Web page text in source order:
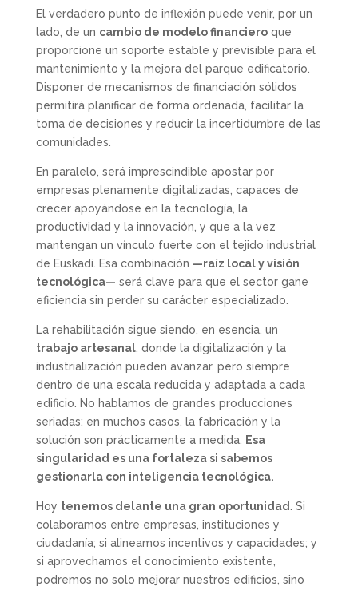
El verdadero punto de inflexión puede venir, por un
lado, de un cambio de modelo financieroque
proporcione un soporte estable y previsible para el
mantenimiento y la mejora del parque edificatorio.
Disponer de mecanismos de financiación sólidos
permitirá planificar de forma ordenada, facilitar la
toma de decisiones y reducir la incertidumbre de las
comunidades.
En paralelo, será imprescindible apostar por
empresas plenamente digitalizadas, capaces de
crecer apoyándose en la tecnología, la
productividad y la innovación, y que a la vez
mantengan un vínculo fuerte con el tejido industrial
de Euskadi. Esa combinación —raíz local y visión
tecnológica— será clave para que el sector gane
eficiencia sin perder su carácter especializado.
La rehabilitación sigue siendo, en esencia, un
trabajo artesanal, donde la digitalización y la
industrialización pueden avanzar, pero siempre
dentro de una escala reducida y adaptada a cada
edificio. No hablamos de grandes producciones
seriadas: en muchos casos, la fabricación y la
solución son prácticamente a medida.
Esa
singularidad es una fortaleza si sabemos
gestionarla con inteligencia tecnológica.
Hoy tenemos delante una gran oportunidad
. Si
colaboramos entre empresas, instituciones y
ciudadanía; si alineamos incentivos y capacidades; y
si aprovechamos el conocimiento existente,
podremos no solo mejorar nuestros edificios, sino